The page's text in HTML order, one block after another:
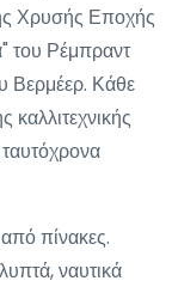
Χρυσής Εποχής
του Ρέμπραντ
Βερμέερ. Κάθε
καλλιτεχνικής
πίνακες.
ναυτικά